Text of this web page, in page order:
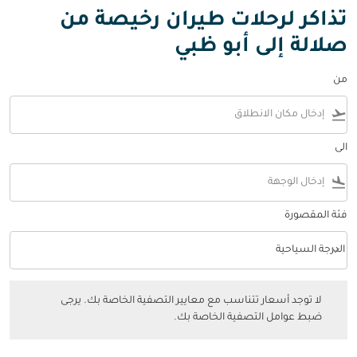
تذاكر لرحلات طيران رخيصة من
صلالة إلى أبو ظبي
من
flight_takeoff
الى
flight_land
فئة المقصورة
فئة المقصورة option الدرجة السياحية Selected
الدرجة السياحية
keyboard_arrow_down
لا توجد أسعار تتناسب مع معايير التصفية الخاصة بك. يرجى
ضبط عوامل التصفية الخاصة بك.